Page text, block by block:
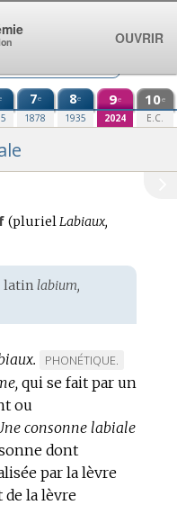
7e
1878
8e
1935
9e
2024
10e
E.C.
(plurielLabiaux,
latin labium,
MARQUE
DE
:
PHONÉTIQUE.
qui se fait par un
ou
consonne labiale
dont
par la lèvre
la lèvre
OUVRIR